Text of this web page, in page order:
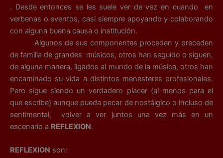
. Desde entonces se les suele ver de vez en cuando en
verbenas o eventos, casi siempre apoyando y colaborando
con alguna buena causa o institución.
Algunos de sus componentes proceden y preceden
de familia de grandes músicos, otros han seguido o siguen,
de alguna manera, ligados al mundo de la música, otros han
encaminado su vida a distintos menesteres profesionales.
Pero sigue siendo un verdadero placer (al menos para el
que escribe) aunque pueda pecar de nostálgico o incluso de
sentimental, volver a ver juntos una vez más en un
escenario a REFLEXION.
REFLEXION son: